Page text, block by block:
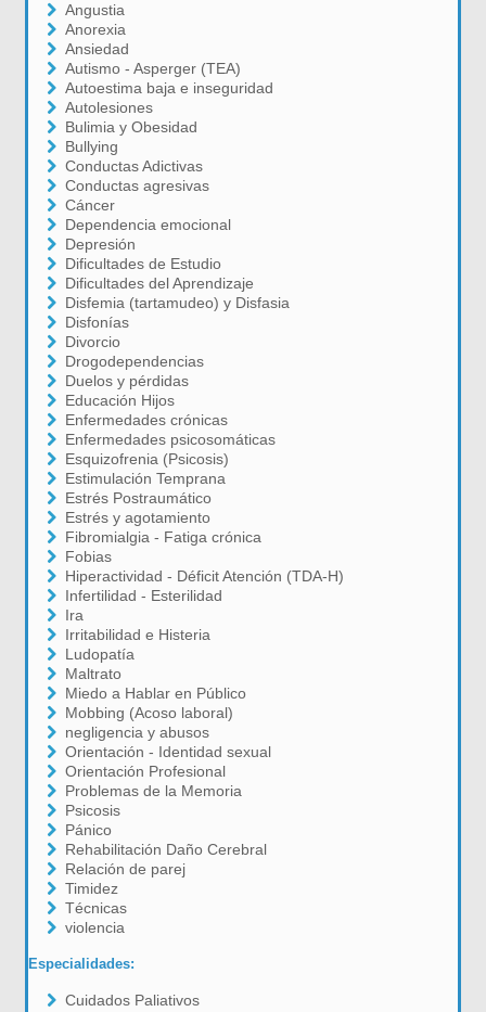
Angustia
Anorexia
Ansiedad
Autismo - Asperger (TEA)
Autoestima baja e inseguridad
Autolesiones
Bulimia y Obesidad
Bullying
Conductas Adictivas
Conductas agresivas
Cáncer
Dependencia emocional
Depresión
Dificultades de Estudio
Dificultades del Aprendizaje
Disfemia (tartamudeo) y Disfasia
Disfonías
Divorcio
Drogodependencias
Duelos y pérdidas
Educación Hijos
Enfermedades crónicas
Enfermedades psicosomáticas
Esquizofrenia (Psicosis)
Estimulación Temprana
Estrés Postraumático
Estrés y agotamiento
Fibromialgia - Fatiga crónica
Fobias
Hiperactividad - Déficit Atención (TDA-H)
Infertilidad - Esterilidad
Ira
Irritabilidad e Histeria
Ludopatía
Maltrato
Miedo a Hablar en Público
Mobbing (Acoso laboral)
negligencia y abusos
Orientación - Identidad sexual
Orientación Profesional
Problemas de la Memoria
Psicosis
Pánico
Rehabilitación Daño Cerebral
Relación de parej
Timidez
Técnicas
violencia
Especialidades:
Cuidados Paliativos